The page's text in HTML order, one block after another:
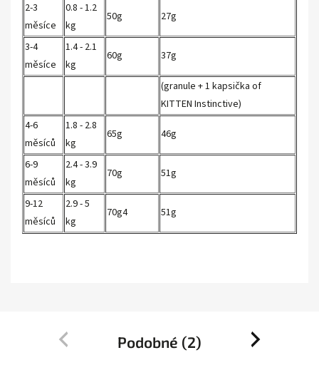
2-3
měsíce
0.8 - 1.2
kg
50g 27g
3-4
měsíce
1.4 - 2.1
kg
60g 37g
(granule + 1 kapsička of
KITTEN Instinctive)
4-6
měsíců
1.8 - 2.8
kg
65g 46g
6-9
měsíců
2.4 - 3.9
kg
70g 51g
9-12
měsíců
2.9 - 5
kg
70g4 51g
Podobné (2)
Previous Next